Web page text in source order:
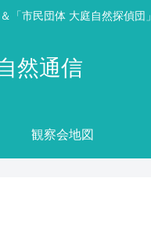
「市民団体 大庭自然探偵団」
然通信
観察会地図